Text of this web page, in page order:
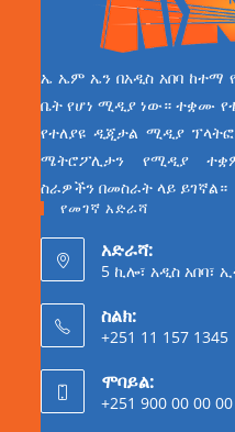
ኤ ኤም ኤን በአዲስ አበባ ከተማ
ቤት የሆነ ሚዲያ ነው። ተቋሙ
የተለያዩ ዲጂታል ሚዲያ
ሜትሮፖሊታን የሚዲያ
ስራዎችን በመስራት ላይ ይገኛል።
የመገኛ አድራሻ
አድራሻ:
5 ኪሎ፣ አዲስ አበባ፣
ስልክ:
+251 11 157 1345
ሞባይል:
+251 900 00 00 00